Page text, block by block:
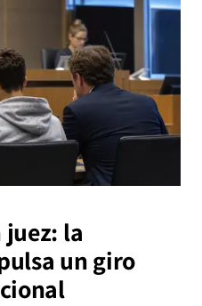
juez: la
un giro